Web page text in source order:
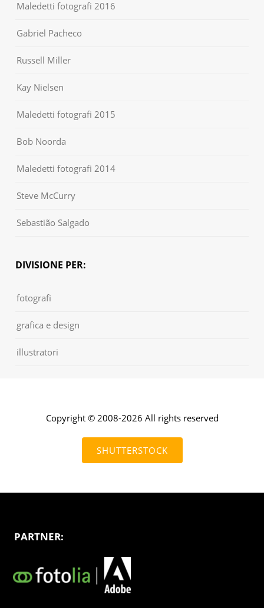
Maledetti fotografi 2016
Gabriel Pacheco
Russell Miller
Kay Nielsen
Maledetti fotografi 2015
Bob Noorda
Maledetti fotografi 2014
Steve McCurry
Sebastião Salgado
DIVISIONE PER:
fotografi
grafica e design
illustratori
Copyright © 2008-2026 All rights reserved
SHUTTERSTOCK
PARTNER: